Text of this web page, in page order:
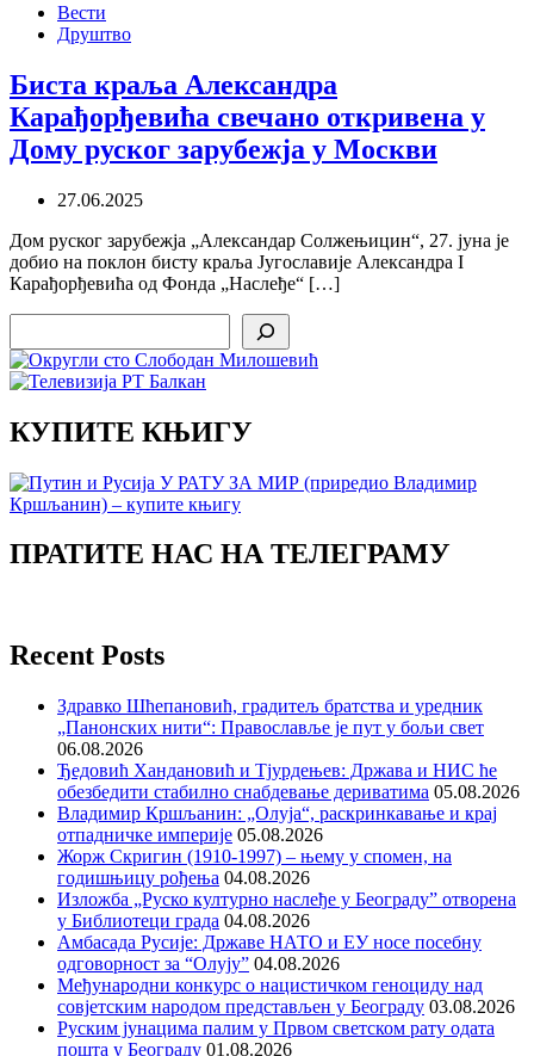
Вести
Друштво
Биста краља Александра
Карађорђевића свечано откривена у
Дому руског зарубежја у Москви
27.06.2025
Дом руског зарубежја „Александар Солжењицин“, 27. јуна je
добио на поклон бисту краља Југославије Александра I
Карађорђевића од Фонда „Наслеђе“ […]
КУПИТЕ КЊИГУ
ПРАТИТЕ НАС НА ТЕЛЕГРАМУ
Recent Posts
Здравко Шћепановић, градитељ братства и уредник
„Панонских нити“: Православље је пут у бољи свет
06.08.2026
Ђедовић Хандановић и Тјурдењев: Држава и НИС ће
обезбедити стабилно снабдевање дериватима 05.08.2026
Владимир Кршљанин: „Олуја“, раскринкавање и крај
отпадничке империје 05.08.2026
Жорж Скригин (1910-1997) – њему у спомен, на
годишњицу рођења 04.08.2026
Изложба „Руско културно наслеђе у Београду” отворена
у Библиотеци града 04.08.2026
Амбасада Русије: Државе НАТО и ЕУ носе посебну
одговорност за “Олују” 04.08.2026
Међународни конкурс о нацистичком геноциду над
совјетским народом представљен у Београду 03.08.2026
Руским јунацима палим у Првом светском рату одата
пошта у Београду 01.08.2026